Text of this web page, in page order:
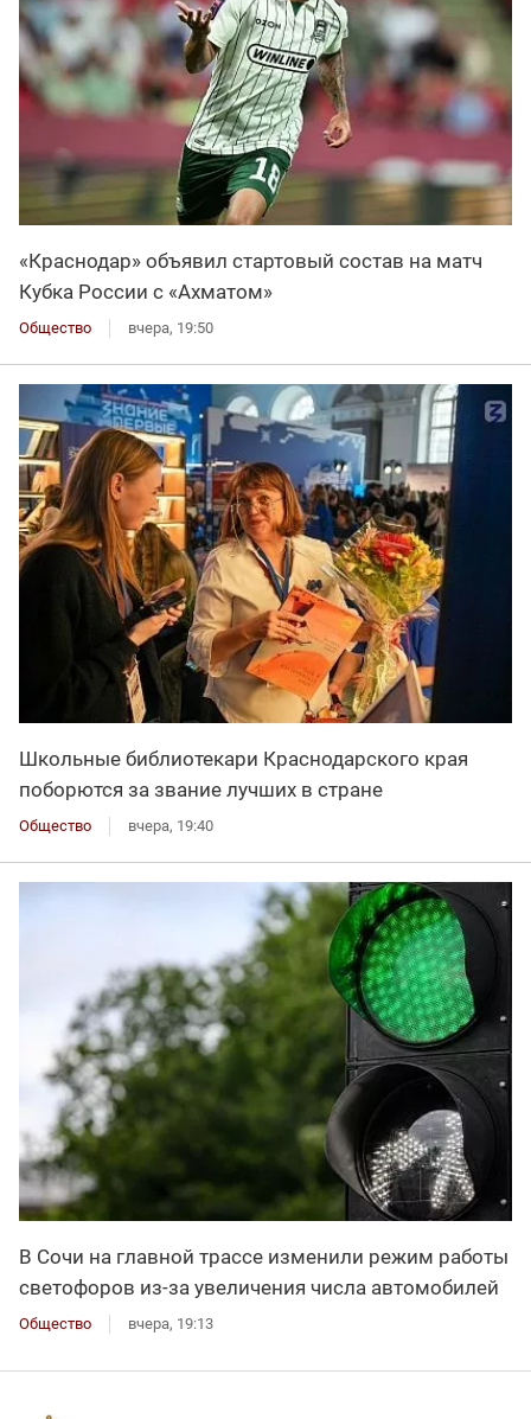
«Краснодар» объявил стартовый состав на матч
Кубка России с «Ахматом»
Общество вчера, 19:50
Школьные библиотекари Краснодарского края
поборются за звание лучших в стране
Общество вчера, 19:40
В Сочи на главной трассе изменили режим работы
светофоров из-за увеличения числа автомобилей
Общество вчера, 19:13